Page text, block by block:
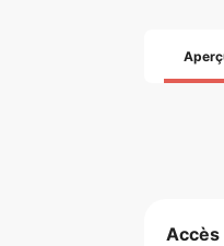
Accès